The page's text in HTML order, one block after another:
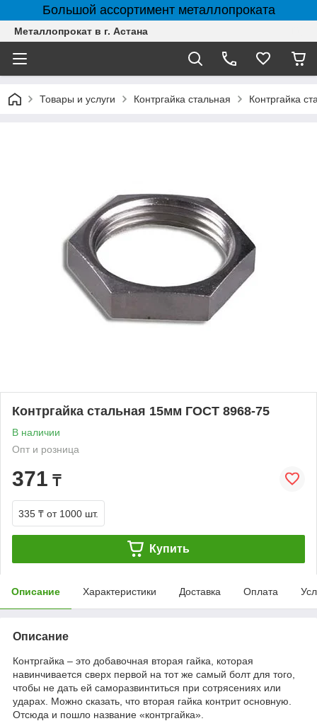
Большой ассортимент металлопроката
Металлопрокат в г. Астана
Товары и услуги Контргайка стальная Контргайка
Контргайка стальная 15мм ГОСТ 8968-75
В наличии
Опт и розница
371 ₸
335 ₸ от 1000 шт.
Купить
Описание Характеристики Доставка Оплата
Описание
Контргайка – это добавочная вторая гайка, которая
навинчивается сверх первой на тот же самый болт для того,
чтобы не дать ей саморазвинтиться при сотрясениях или
ударах. Можно сказать, что вторая гайка контрит основную.
Отсюда и пошло название «контргайка».